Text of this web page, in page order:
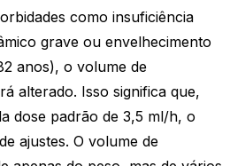
como insuficiência
grave ou envelhecimento
anos), o volume de
alterado. Isso significa que,
dose padrão de 3,5 ml/h, o
ajustes. O volume de